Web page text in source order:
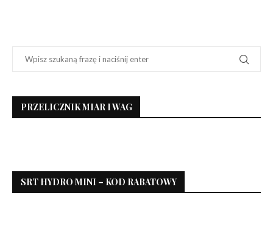
PRZELICZNIK MIAR I WAG
SRT HYDRO MINI – KOD RABATOWY